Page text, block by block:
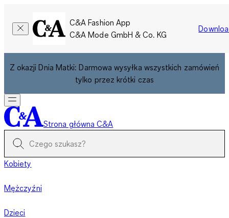
C&A Fashion App
C&A Mode GmbH & Co. KG
Z okazji Dnia Matki: Darmowa wysyłka wszystkich zamówień
tylko przez krótki czas
Strona główna C&A
Kobiety
Mężczyźni
Dzieci